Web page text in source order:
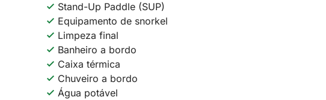
Stand-Up Paddle (SUP)
Equipamento de snorkel
Limpeza final
Banheiro a bordo
Caixa térmica
Chuveiro a bordo
Água potável